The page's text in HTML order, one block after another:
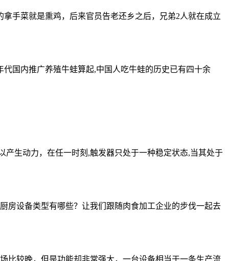
手菜就是熏鸡，后来官员告老还乡之后，兄弟2人就在成立
国内推广养殖牛蛙算起,中国人吃牛蛙的历史已有四十余
生动力，在任一时刻,触发器只处于一种稳定状态,当其处于
房设备类型有哪些？让我们跟随肉食加工企业的步伐一起去
比较晚，但是功能却非常强大，一台设备相当于一条生产流